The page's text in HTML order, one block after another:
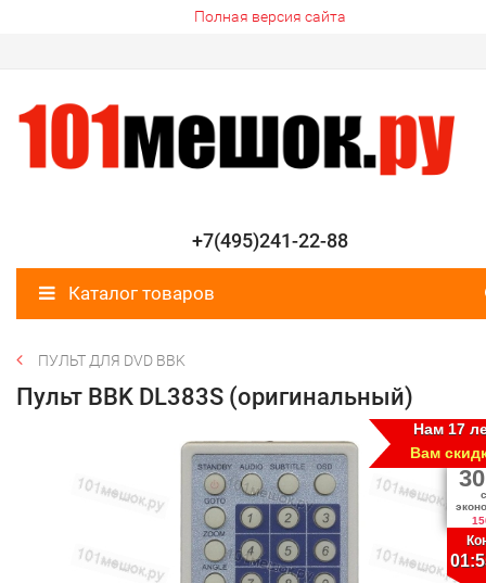
Полная версия сайта
+7(495)241-22-88
Каталог товаров
ПУЛЬТ ДЛЯ DVD BBK
Пульт BBK DL383S (оригинальный)
Нам 17
Вам
30